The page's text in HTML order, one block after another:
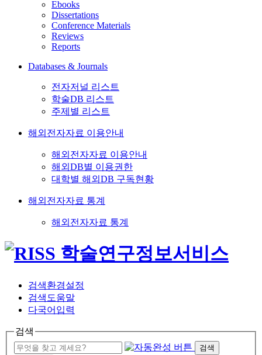
Ebooks
Dissertations
Conference Materials
Reviews
Reports
Databases & Journals
전자저널 리스트
학술DB 리스트
주제별 리스트
해외전자자료 이용안내
해외전자자료 이용안내
해외DB별 이용권한
대학별 해외DB 구독현황
해외전자자료 통계
해외전자자료 통계
검색환경설정
검색도움말
다국어입력
검색
검색